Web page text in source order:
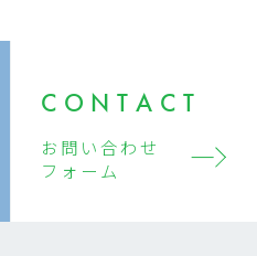
CONTACT
お問い合わせ
フォーム